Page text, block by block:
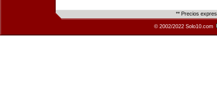
** Precios
© 2002/2022 Solo10.com